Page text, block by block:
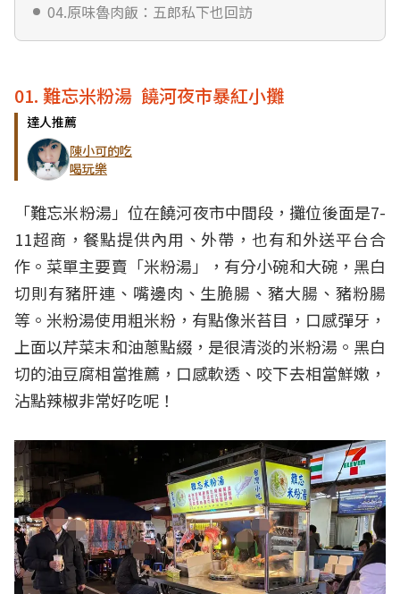
04.原味魯肉飯：五郎私下也回訪
01. 難忘米粉湯 饒河夜市暴紅小攤
達人推薦
陳小可的吃
喝玩樂
「難忘米粉湯」位在饒河夜市中間段，攤位後面是7-
11超商，餐點提供內用、外帶，也有和外送平台合
作。菜單主要賣「米粉湯」，有分小碗和大碗，黑白
切則有豬肝連、嘴邊肉、生脆腸、豬大腸、豬粉腸
等。米粉湯使用粗米粉，有點像米苔目，口感彈牙，
上面以芹菜末和油蔥點綴，是很清淡的米粉湯。黑白
切的油豆腐相當推薦，口感軟透、咬下去相當鮮嫩，
沾點辣椒非常好吃呢！